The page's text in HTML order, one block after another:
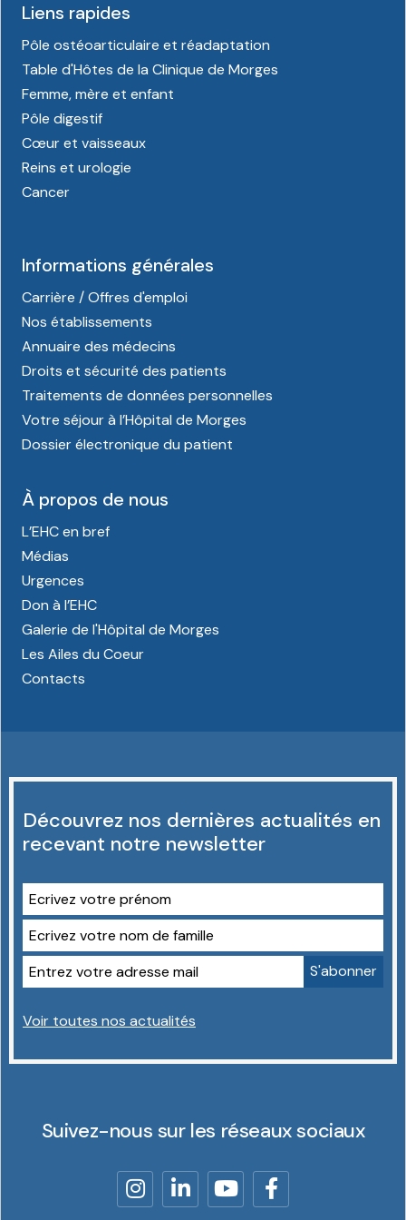
Liens rapides
Pôle ostéoarticulaire et réadaptation
Table d'Hôtes de la Clinique de Morges
Femme, mère et enfant
Pôle digestif
Cœur et vaisseaux
Reins et urologie
Cancer
Informations générales
Carrière / Offres d'emploi
Nos établissements
Annuaire des médecins
Droits et sécurité des patients
Traitements de données personnelles
Votre séjour à l’Hôpital de Morges
Dossier électronique du patient
À propos de nous
L’EHC en bref
Médias
Urgences
Don à l’EHC
Galerie de l'Hôpital de Morges
Les Ailes du Coeur
Contacts
Découvrez nos dernières actualités en
recevant notre newsletter
Voir toutes nos actualités
Suivez-nous sur les réseaux sociaux